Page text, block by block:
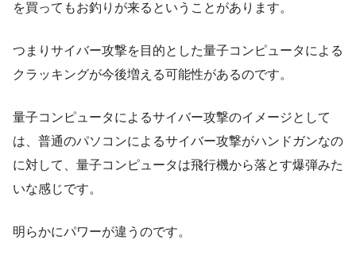
を買ってもお釣りが来るということがあります。
つまり サイバー攻撃を目的とした量子コンピュータによる
クラッキングが今後増える可能性があるのです。
量子コンピュータによるサイバー攻撃のイメージとして
は、普通のパソコンによるサイバー攻撃がハンドガンなの
に対して、量子コンピュータは飛行機から落とす爆弾みた
いな感じです。
明らかにパワーが違うのです。